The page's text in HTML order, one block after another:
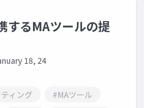
するMAツールの提
18, 24
ィング
#MAツール